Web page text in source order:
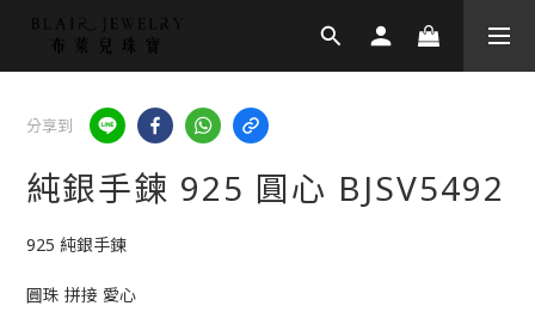
分享到
純銀手鍊 925 圓心 BJSV5492
925 純銀手鍊
圓珠 拼接 愛心